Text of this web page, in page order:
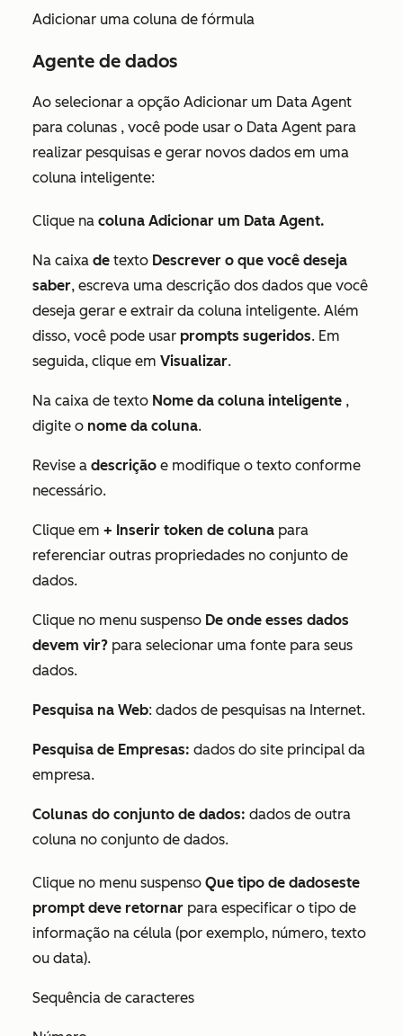
Adicionar uma coluna de fórmula
Agente de dados
Ao selecionar a opção Adicionar um Data Agent
para colunas , você pode usar o Data Agent para
realizar pesquisas e gerar novos dados em uma
coluna inteligente:
Clique na coluna Adicionar um Data Agent.
Na caixa de texto Descrever o que você deseja
saber, escreva uma descrição dos dados que você
deseja gerar e extrair da coluna inteligente. Além
disso, você pode usar prompts sugeridos. Em
seguida, clique em Visualizar.
Na caixa de texto Nome da coluna inteligente ,
digite o nome da coluna.
Revise a descrição e modifique o texto conforme
necessário.
Clique em + Inserir token de coluna para
referenciar outras propriedades no conjunto de
dados.
Clique no menu suspenso De onde esses dados
devem vir? para selecionar uma fonte para seus
dados.
Pesquisa na Web: dados de pesquisas na Internet.
Pesquisa de Empresas: dados do site principal da
empresa.
Colunas do conjunto de dados: dados de outra
coluna no conjunto de dados.
Clique no menu suspenso Que tipo de dadoseste
prompt deve retornar para especificar o tipo de
informação na célula (por exemplo, número, texto
ou data).
Sequência de caracteres